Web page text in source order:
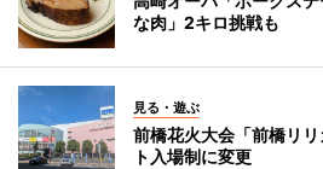
な肉」2キロ挑戦も
見る・遊ぶ
前橋花火大会「前橋リ
ト入場制に変更